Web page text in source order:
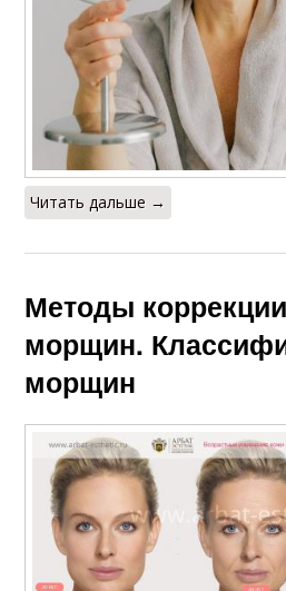
Читать дальше →
Методы
морщин.
морщин